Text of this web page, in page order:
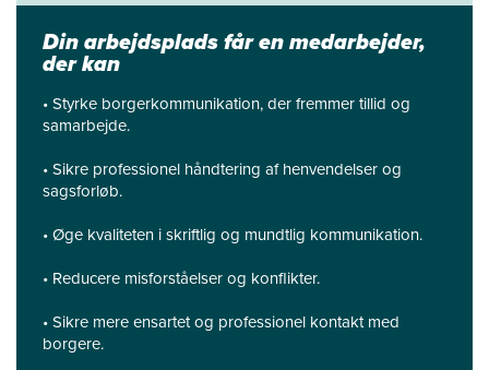
Din arbejdsplads får en medarbejder,
der kan
• Styrke borgerkommunikation, der fremmer tillid og
samarbejde.
• Sikre professionel håndtering af henvendelser og
sagsforløb.
• Øge kvaliteten i skriftlig og mundtlig kommunikation.
• Reducere misforståelser og konflikter.
• Sikre mere ensartet og professionel kontakt med
borgere.